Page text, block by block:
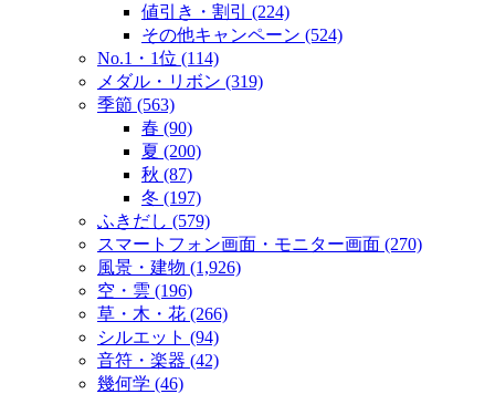
値引き・割引 (224)
その他キャンペーン (524)
No.1・1位 (114)
メダル・リボン (319)
季節 (563)
春 (90)
夏 (200)
秋 (87)
冬 (197)
ふきだし (579)
スマートフォン画面・モニター画面 (270)
風景・建物 (1,926)
空・雲 (196)
草・木・花 (266)
シルエット (94)
音符・楽器 (42)
幾何学 (46)